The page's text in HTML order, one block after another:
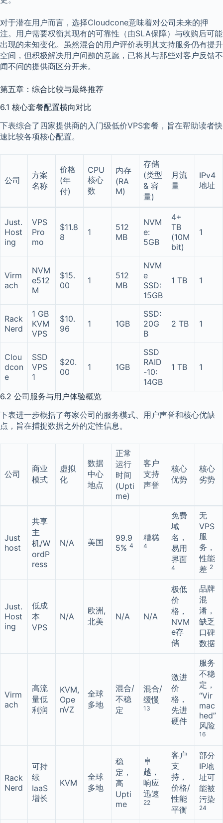
对于潜在用户而言，选择Cloudcone意味着对公司未来的押
注。用户需要权衡其现有的可靠性（由SLA保障）与收购后可能
出现的未知变化。虽然混合的用户评价表明其支持服务仍有提升
空间，但积极解决用户问题的意愿，已将其与那些对客户反馈不
闻不问的提供商区分开来。
第五章：综合比较与最终推荐
6.1 核心套餐配置横向对比
下表综合了四家提供商的入门级低价VPS套餐，旨在帮助读者快
速比较各项核心配置。
公司
方案
名称
价格
(年
付)
CPU
核心
数
内存
(RA
M)
存储
(类型
& 容
量)
月流
量
IPv4
地址
Just.
Host
ing
VPS
Pro
mo
$11.8
8
1
512
MB
NVM
e:
5GB
4+
TB
(10M
bit)
1
Virm
ach
NVM
e512
M
$15.
00
1
512
MB
NVM
e
SSD:
15GB
1 TB 1
Rack
Nerd
1 GB
KVM
VPS
$10.
96
1 1GB
SSD:
20G
B
2 TB 1
Clou
dcon
e
SSD
VPS
1
$20.
00
1 1GB
SSD
RAID
-10:
14GB
1 TB 1
6.2 公司服务与用户体验概览
下表进一步概括了每家公司的服务模式、用户声誉和核心优缺
点，旨在捕捉数据之外的定性信息。
公司
商业
模式
虚拟
化
数据
中心
地点
正常
运行
时间
(Upti
me)
客户
支持
声誉
核心
优势
核心
劣势
Just
host
共享
主
机/W
ordP
ress
N/A 美国
99.9
5% 4
糟糕
4
免费
域
名，
易用
界面
4
无
VPS
服
务，
性能
差 2
Just.
Host
ing
低成
本
VPS
N/A
欧洲,
北美
N/A N/A
极低
价
格，
NVM
e存
储
品牌
混
淆，
缺乏
口碑
数据
Virm
ach
高流
量低
利润
KVM,
Ope
nVZ
全球
多地
混合/
不稳
定
混合/
缓慢
13
激进
价
格，
先进
硬件
服务
不稳
定，
“Vir
mac
hed”
风险
16
Rack
Nerd
可持
续
IaaS
增长
KVM
全球
多地
稳
定，
高
Upti
me
卓
越，
响应
迅速
22
客户
支
持，
价格/
性能
平衡
部分
IP地
址可
能被
污染
24